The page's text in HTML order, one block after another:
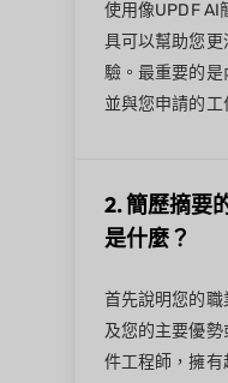
使用像UPDF AI
具可以幫助您
驗。最重要的是
並與您申請的工
2. 簡歷摘要
是什麼？
首先說明您的
及您的主要優
件工程師，擁